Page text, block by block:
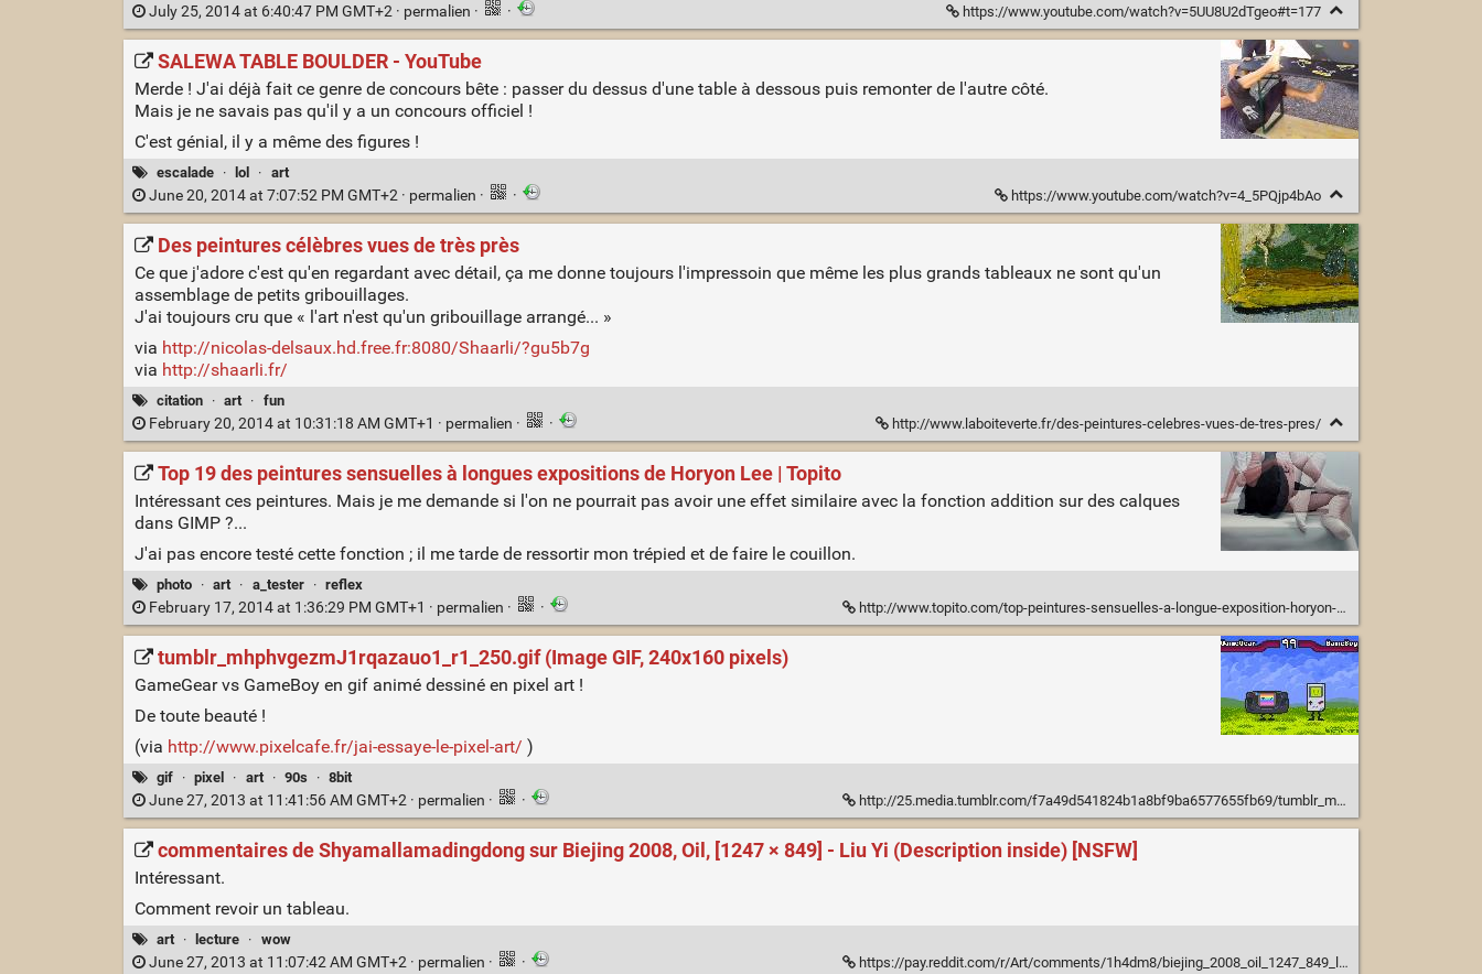
July 25, 2014 at 6:40:47 PM GMT+2 · permalien · · https://www.youtube.com/watch?v=5UU8U2dTgeo#t=177
SALEWA TABLE BOULDER - YouTube
Merde ! J'ai déjà fait ce genre de concours bête : passer du dessus d'une table à dessous puis remonter de l'autre côté.
Mais je ne savais pas qu'il y a un concours officiel !
C'est génial, il y a même des figures !
escalade · lol · art
June 20, 2014 at 7:07:52 PM GMT+2 · permalien · · https://www.youtube.com/watch?v=4_5PQjp4bAo
Des peintures célèbres vues de très près
Ce que j'adore c'est qu'en regardant avec détail, ça me donne toujours l'impressoin que même les plus grands tableaux ne sont qu'un
assemblage de petits gribouillages.
J'ai toujours cru que « l'art n'est qu'un gribouillage arrangé... »
via http://nicolas-delsaux.hd.free.fr:8080/Shaarli/?gu5b7g
via http://shaarli.fr/
citation · art · fun
February 20, 2014 at 10:31:18 AM GMT+1 · permalien · · http://www.laboiteverte.fr/des-peintures-celebres-vues-de-tres-pres/
Top 19 des peintures sensuelles à longues expositions de Horyon Lee | Topito
Intéressant ces peintures. Mais je me demande si l'on ne pourrait pas avoir une effet similaire avec la fonction addition sur des calques
dans GIMP ?...
J'ai pas encore testé cette fonction ; il me tarde de ressortir mon trépied et de faire le couillon.
photo · art · a_tester · reflex
February 17, 2014 at 1:36:29 PM GMT+1 · permalien · · http://www.topito.com/top-peintures-sensuelles-a-longue-exposition-horyon-lee-mouvement-petite-jupe
tumblr_mhphvgezmJ1rqazauo1_r1_250.gif (Image GIF, 240x160 pixels)
GameGear vs GameBoy en gif animé dessiné en pixel art !
De toute beauté !
(via http://www.pixelcafe.fr/jai-essaye-le-pixel-art/ )
gif · pixel · art · 90s · 8bit
June 27, 2013 at 11:41:56 AM GMT+2 · permalien · · http://25.media.tumblr.com/f7a49d541824b1a8bf9ba6577655fb69/tumblr_mhphvgezmJ1rqazauo1_r1_250.gif
commentaires de Shyamallamadingdong sur Biejing 2008, Oil, [1247 × 849] - Liu Yi (Description inside) [NSFW]
Intéressant.
Comment revoir un tableau.
art · lecture · wow
June 27, 2013 at 11:07:42 AM GMT+2 · permalien · · https://pay.reddit.com/r/Art/comments/1h4dm8/biejing_2008_oil_1247_849_liu_yi_description/caqpleh